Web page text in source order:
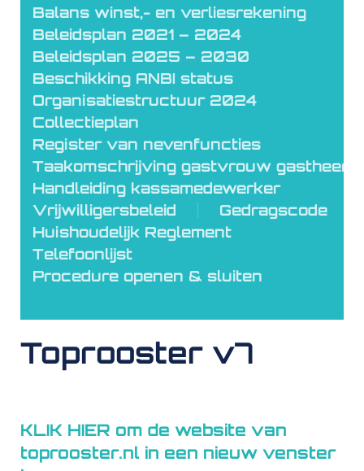
Balans winst,- en verliesrekening
Beleidsplan 2021 – 2024
Beleidsplan 2025 – 2030
Beschikking ANBI status
Organisatiestructuur 2024
Collectieplan
Register van nevenfuncties
Taakomschrijving gastvrouw gastheer
Handleiding kassamedewerker
Vrijwilligersbeleid
Gedragscode
Huishoudelijk Reglement
Telefoonlijst
Procedure openen & sluiten
Toprooster v7
KLIK HIER om de website van
toprooster.nl in een nieuw venster